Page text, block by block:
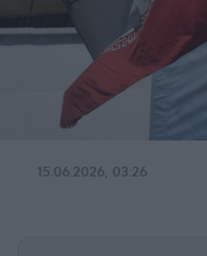
15.06.2026, 03:26